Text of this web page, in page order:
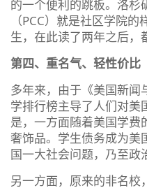
的一个便利的跳板。洛杉
（PCC）就是社区学院
生，在此读了两年之后，
第四、重名气、轻性价比
多年来，由于《美国新闻
学排行榜主导了人们对美
是，一方面随着美国学费
奢饰品。学生债务成为美
国一大社会问题，乃至政
另一方面，原来的非名校